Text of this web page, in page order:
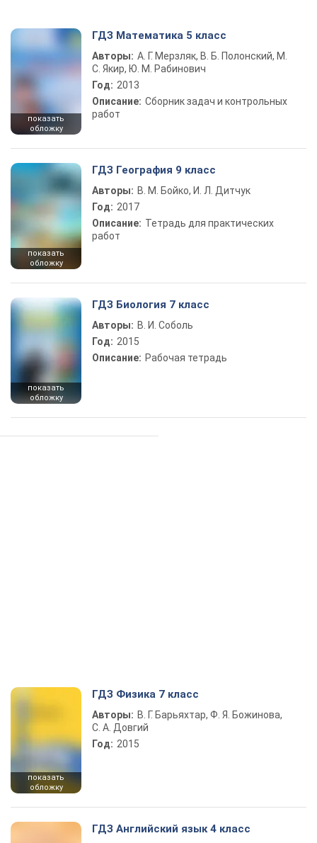
показать
обложку
ГДЗ Математика 5 класс
Авторы: А. Г. Мерзляк, В. Б. Полонский, М.
С. Якир, Ю. М. Рабинович
Год: 2013
Описание: Сборник задач и контрольных
работ
показать
обложку
ГДЗ География 9 класс
Авторы: В. М. Бойко, И. Л. Дитчук
Год: 2017
Описание: Тетрадь для практических
работ
показать
обложку
ГДЗ Биология 7 класс
Авторы: В. И. Соболь
Год: 2015
Описание: Рабочая тетрадь
показать
обложку
ГДЗ Физика 7 класс
Авторы: В. Г. Барьяхтар, Ф. Я. Божинова,
С. А. Довгий
Год: 2015
ГДЗ Английский язык 4 класс